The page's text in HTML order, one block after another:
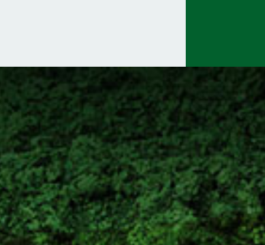
ƏSAS SƏHİFƏ
HAQQIMIZDA
LAYİHƏLƏR
XƏBƏRLƏR
TƏRƏFDAŞLAR
COP29
ƏLAQƏ
EN